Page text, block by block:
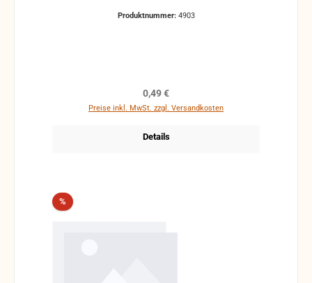
Produktnummer: 4903
Regulärer Preis:
0,49 €
Preise inkl. MwSt. zzgl. Versandkosten
Details
%Rabatt